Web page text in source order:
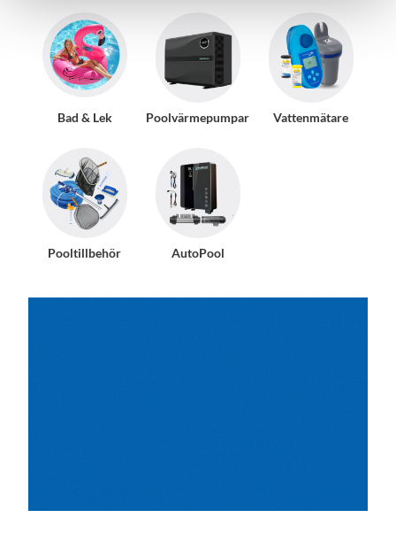
Bad & Lek Poolvärmepumpar Vattenmätare
Pooltillbehör AutoPool